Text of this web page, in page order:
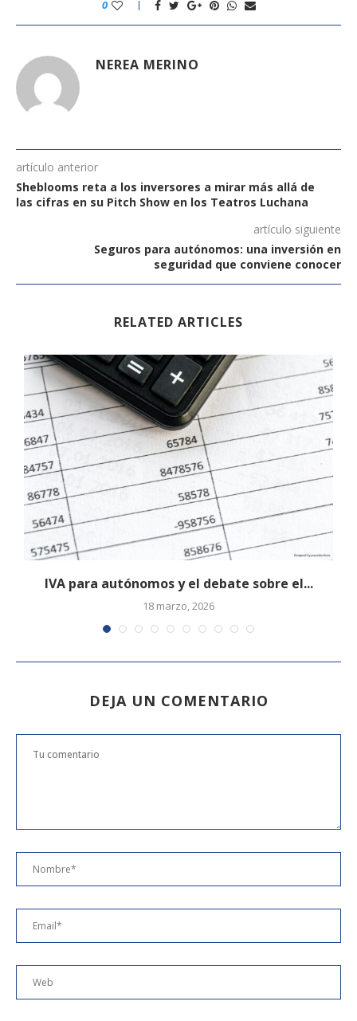
0
NEREA MERINO
artículo anterior
Sheblooms reta a los inversores a mirar más allá de
las cifras en su Pitch Show en los Teatros Luchana
artículo siguiente
Seguros para autónomos: una inversión en
seguridad que conviene conocer
RELATED ARTICLES
IVA para autónomos y el debate sobre el...
18 marzo, 2026
DEJA UN COMENTARIO